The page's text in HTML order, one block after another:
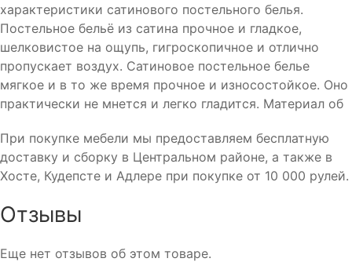
характеристики сатинового постельного белья.
Постельное бельё из сатина прочное и гладкое,
шелковистое на ощупь, гигроскопичное и отлично
пропускает воздух. Сатиновое постельное белье
мягкое и в то же время прочное и износостойкое. Оно
практически не мнется и легко гладится. Материал об
При покупке мебели мы предоставляем бесплатную
доставку и сборку в Центральном районе, а также в
Хосте, Кудепсте и Адлере при покупке от 10 000 рулей.
Отзывы
Еще нет отзывов об этом товаре.